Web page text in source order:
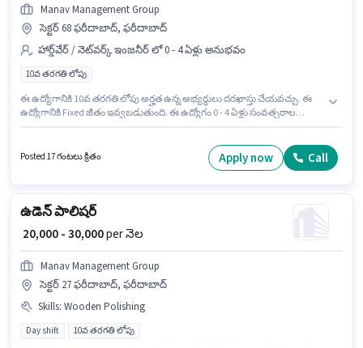
Manav Management Group
సెక్టర్ 68 ఫరీదాబాద్, ఫరీదాబాద్
హార్డ్‌వేర్ / నెట్‌వర్క్ ఇంజనీర్ లో 0 - 4 ఏళ్లు అనుభవం
10వ తరగతి లోపు
ఈ ఉద్యోగానికి 10వ తరగతి లోపు అర్హత ఉన్న అభ్యర్థులు దరఖాస్తు చేయవచ్చు. ఈ
ఉద్యోగానికి Fixed జీతం ఇవ్వబడుతుంది. ఈ ఉద్యోగం 0 - 4 ఏళ్లు సంవత్సరాల
నెట్‌వర్క్ ఇంజనీర్ విభాగంలో హార్డ్‌వేర్ ఇంజనీర్ గా చేరండి.
Posted 17 గంటలు క్రితం Apply now Call
ఉడెన్ పాలిషర్
₹ 20,000 - 30,000per నెల
Manav Management Group
సెక్టర్ 27 ఫరీదాబాద్, ఫరీదాబాద్
Skills: Wooden Polishing
Day shift 10వ తరగతి లోపు